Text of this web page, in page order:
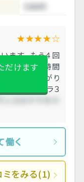
500円
★★★★☆
ます。 もう４回
、私は保証時間
４：００あがり
でも保証プラ３
にはおすすめだ
だけます
働く
ミをみる(1)